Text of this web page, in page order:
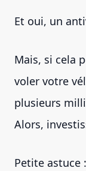
Et oui, un
Mais, si cela
voler votre
plusieurs
Alors,
Petite astuce